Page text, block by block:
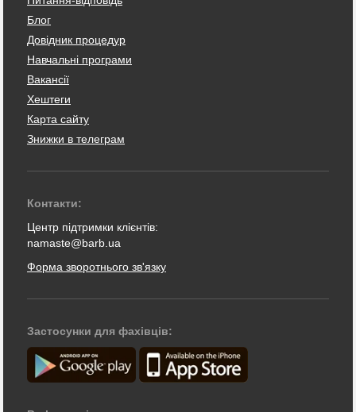
Блог
Довідник процедур
Навчальні програми
Вакансії
Хештеги
Карта сайту
Знижки в телеграм
Контакти:
Центр підтримки клієнтів:
namaste@barb.ua
Форма зворотнього зв'язку
Застосунки для фахівців: